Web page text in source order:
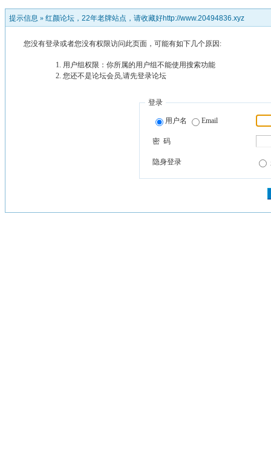
提示信息 » 红颜论坛，22年老牌站点，请收藏好http://www.20494836.xyz
您没有登录或者您没有权限访问此页面，可能有如下几个原因:
用户组权限：你所属的用户组不能使用搜索功能
您还不是论坛会员,请先登录论坛
登录
用户名 Email
密 码
隐身登录